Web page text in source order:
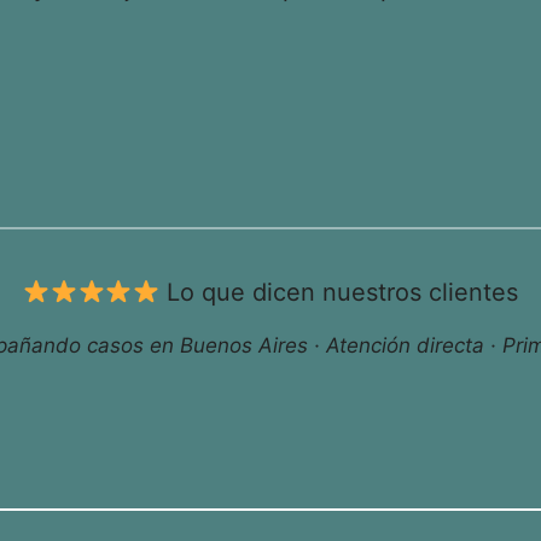
Lo que dicen nuestros clientes
casos en Buenos Aires · Atención directa ·